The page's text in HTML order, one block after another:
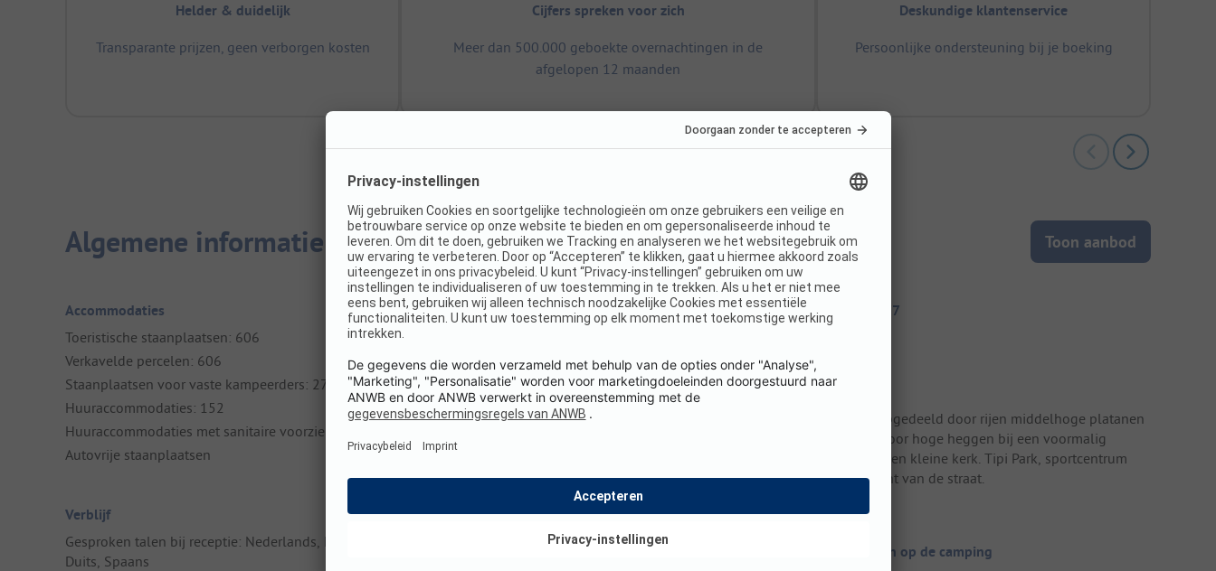
Helder & duidelijk
Transparante prijzen, geen verborgen kosten
Cijfers spreken voor zich
Meer dan 500.000 geboekte overnachtingen in de
afgelopen 12 maanden
Deskundige klantenservice
Persoonlijke ondersteuning bij je boeking
Algemene informatie Toon aanbod
Accommodaties
Toeristische staanplaatsen: 606
Verkavelde percelen: 606
Staanplaatsen voor vaste kampeerders: 270
Huuraccommodaties: 152
Huuraccommodaties met sanitaire voorzieningen: 152
Autovrije staanplaatsen
Verblijf
Gesproken talen bij receptie: Nederlands, Engels, Frans,
Duits, Spaans
Afmetingen
Staanplaatsgrootte: 75 - 220 m²
Hoogte boven zeeniveau: 26 m
Omgeving
Openbaar vervoer: (op 200 m)
Verbinding: camping dicht bij de snelweg
Sitecode: 52877
Terrein
Vlak terrein, opgedeeld door rijen middelhoge platanen
en omgeven door hoge heggen bij een voormalig
landhuis met een kleine kerk. Tipi Park, sportcentrum
aan de overkant van de straat.
Bijzonderheden op de camping